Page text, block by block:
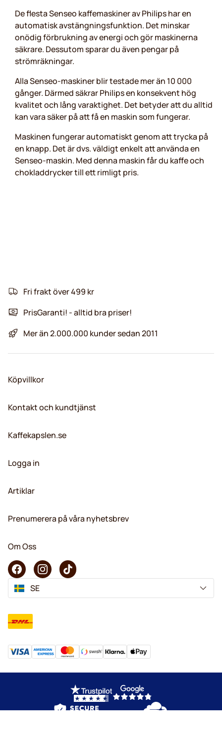
De flesta Senseo kaffemaskiner av Philips har en
automatisk avstängningsfunktion. Det minskar
onödig förbrukning av energi och gör maskinerna
säkrare. Dessutom sparar du även pengar på
strömräkningar.
Alla Senseo-maskiner blir testade mer än 10 000
gånger. Därmed säkrar Philips en konsekvent hög
kvalitet och lång varaktighet. Det betyder att du alltid
kan vara säker på att få en maskin som fungerar.
Maskinen fungerar automatiskt genom att trycka på
en knapp. Det är dvs. väldigt enkelt att använda en
Senseo-maskin. Med denna maskin får du kaffe och
chokladdrycker till ett rimligt pris.
Fri frakt över 499 kr
PrisGaranti! - alltid bra priser!
Mer än 2.000.000 kunder sedan 2011
Köpvillkor
Kontakt och kundtjänst
Kaffekapslen.se
Logga in
Artiklar
Prenumerera på våra nyhetsbrev
Om Oss
SE